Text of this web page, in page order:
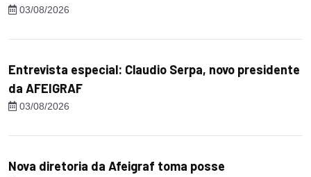
03/08/2026
Entrevista especial: Claudio Serpa, novo presidente
da AFEIGRAF
03/08/2026
Nova diretoria da Afeigraf toma posse